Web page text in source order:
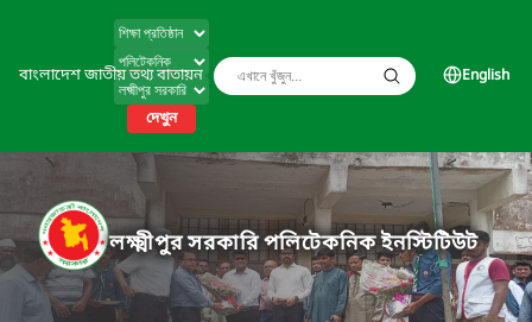
বাংলাদেশ জাতীয় তথ্য বাতায়ন
দেখুন
English
লক্ষ্মীপুর সরকারি পলিটেকনিক ইনস্টিটিউট